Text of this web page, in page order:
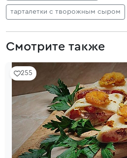
тарталетки с творожным сыром
Смотрите также
255